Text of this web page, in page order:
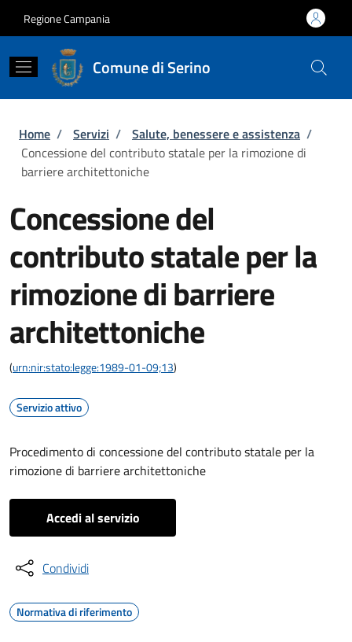
Regione Campania
Comune di Serino
Briciole di pane
Home / Servizi / Salute, benessere e assistenza /
Concessione del contributo statale per la rimozione di
barriere architettoniche
Concessione del
contributo statale per la
rimozione di barriere
architettoniche
(urn:nir:stato:legge:1989-01-09;13)
Servizio attivo
Procedimento di concessione del contributo statale per la
rimozione di barriere architettoniche
Accedi al servizio
Condividi
Normativa di riferimento